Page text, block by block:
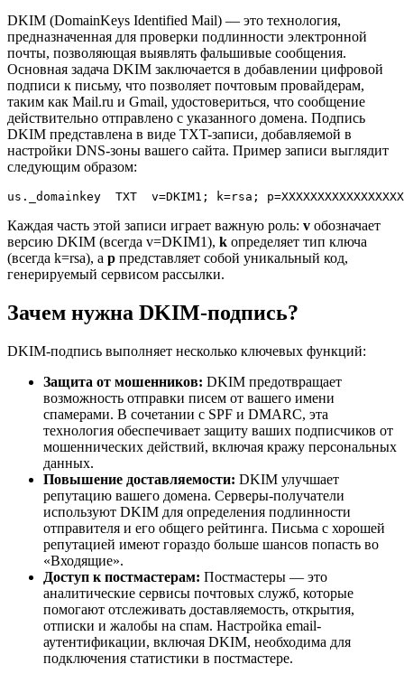
DKIM (DomainKeys Identified Mail) — это технология,
предназначенная для проверки подлинности электронной
почты, позволяющая выявлять фальшивые сообщения.
Основная задача DKIM заключается в добавлении цифровой
подписи к письму, что позволяет почтовым провайдерам,
таким как Mail.ru и Gmail, удостовериться, что сообщение
действительно отправлено с указанного домена. Подпись
DKIM представлена в виде TXT-записи, добавляемой в
настройки DNS-зоны вашего сайта. Пример записи выглядит
следующим образом:
Каждая часть этой записи играет важную роль: v обозначает
версию DKIM (всегда v=DKIM1), k определяет тип ключа
(всегда k=rsa), а p представляет собой уникальный код,
генерируемый сервисом рассылки.
Зачем нужна DKIM-подпись?
DKIM-подпись выполняет несколько ключевых функций:
Защита от мошенников: DKIM предотвращает
возможность отправки писем от вашего имени
спамерами. В сочетании с SPF и DMARC, эта
технология обеспечивает защиту ваших подписчиков от
мошеннических действий, включая кражу персональных
данных.
Повышение доставляемости: DKIM улучшает
репутацию вашего домена. Серверы-получатели
используют DKIM для определения подлинности
отправителя и его общего рейтинга. Письма с хорошей
репутацией имеют гораздо больше шансов попасть во
«Входящие».
Доступ к постмастерам: Постмастеры — это
аналитические сервисы почтовых служб, которые
помогают отслеживать доставляемость, открытия,
отписки и жалобы на спам. Настройка email-
аутентификации, включая DKIM, необходима для
подключения статистики в постмастере.